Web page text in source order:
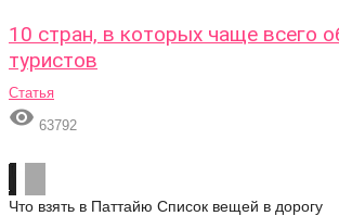
10 стран, в которых чаще всего
туристов
Статья
 63792
Что взять в Паттайю Список вещей в дорогу